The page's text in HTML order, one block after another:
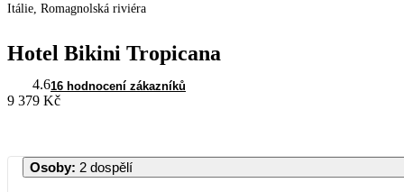
Itálie, Romagnolská riviéra
Hotel Bikini Tropicana
4.616 hodnocení zákazníků
9 379 Kč
Osoby: 2 dospělí